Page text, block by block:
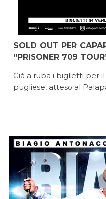
SOLD OUT PER
“PRISONER 709
Già a ruba i biglietti per
pugliese, atteso al